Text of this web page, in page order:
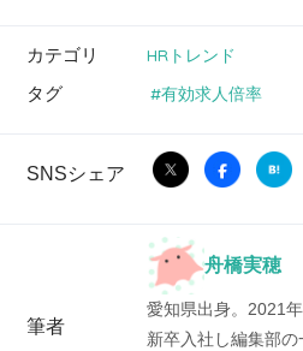
カテゴリ HRトレンド
タグ 有効求人倍率
SNSシェア
筆者
舟橋実穂
愛知県出身。2021
新卒入社し編集部